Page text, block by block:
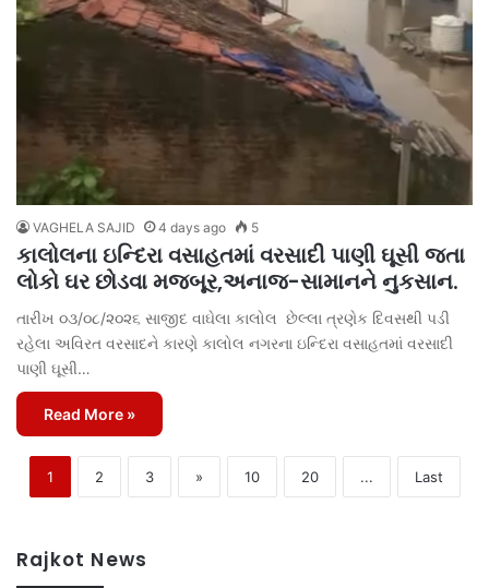
VAGHELA SAJID 4 days ago 5
કાલોલના ઇન્દિરા વસાહતમાં વરસાદી પાણી ઘૂસી જતા
લોકો ઘર છોડવા મજબૂર,અનાજ-સામાનને નુકસાન.
તારીખ ૦૩/૦૮/૨૦૨૬ સાજીદ વાઘેલા કાલોલ છેલ્લા ત્રણેક દિવસથી પડી
રહેલા અવિરત વરસાદને કારણે કાલોલ નગરના ઇન્દિરા વસાહતમાં વરસાદી
પાણી ઘૂસી…
Read More »
1 2 3 » 10 20 ... Last
Rajkot News